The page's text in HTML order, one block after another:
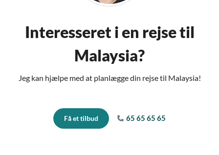
Interesseret i en rejse til
Malaysia?
Jeg kan hjælpe med at planlægge din rejse til Malaysia!
Få et tilbud 65 65 65 65